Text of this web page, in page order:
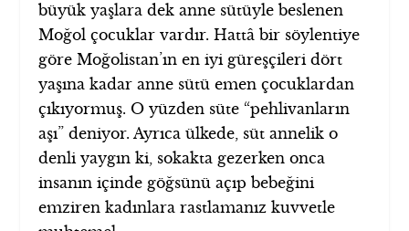
büyük yaşlara dek anne sütüyle beslenen
Moğol çocuklar vardır. Hattâ bir söylentiye
göre Moğolistan’ın en iyi güreşçileri dört
yaşına kadar anne sütü emen çocuklardan
çıkıyormuş. O yüzden süte “pehlivanların
aşı” deniyor. Ayrıca ülkede, süt annelik o
denli yaygın ki, sokakta gezerken onca
insanın içinde göğsünü açıp bebeğini
emziren kadınlara rastlamanız kuvvetle